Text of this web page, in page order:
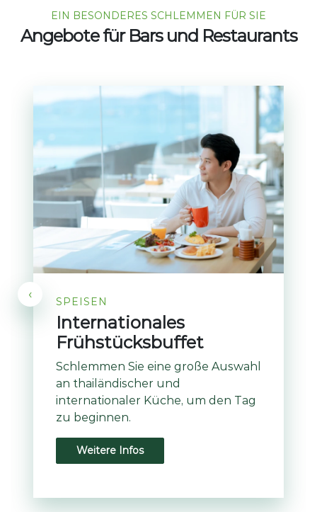
EIN BESONDERES SCHLEMMEN FÜR SIE
Angebote für Bars und Restaurants
SPEISEN
Internationales
Frühstücksbuffet
Schlemmen Sie eine große Auswahl
an thailändischer und
internationaler Küche, um den Tag
zu beginnen.
Weitere Infos
‹